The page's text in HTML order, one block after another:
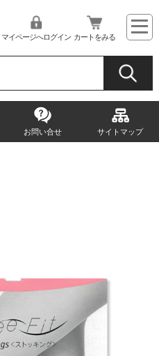
マイページへログイン カートをみる
お問い合せ サイトマップ